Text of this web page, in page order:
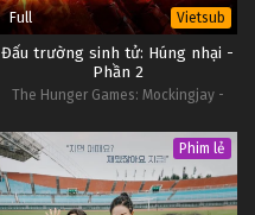
Full Vietsub
Đấu trường sinh tử: Húng nhại -
Phần 2
The Hunger Games: Mockingjay -
Phim lẻ